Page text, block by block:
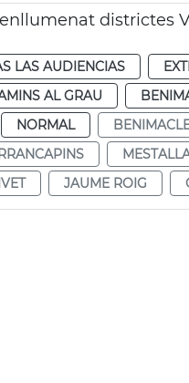
districtes
LAS AUDIENCIAS
AL GRAU
NORMAL
JAUME ROIG